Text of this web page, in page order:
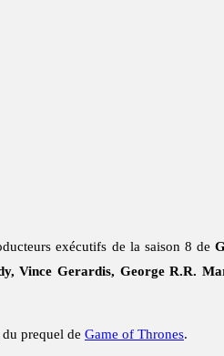
exécutifs de la saison 8 de
Vince Gerardis, George R.R.
prequel de Game of Thrones.